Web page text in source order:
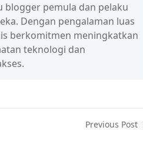
pemula dan pelaku
Dengan pengalaman luas
berkomitmen meningkatkan
teknologi dan
Previous Post